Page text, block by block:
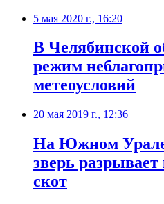
5 мая 2020 г., 16:20
В Челябинской
режим
метеоусловий
20 мая 2019 г., 12:36
На Южном
зверь
скот